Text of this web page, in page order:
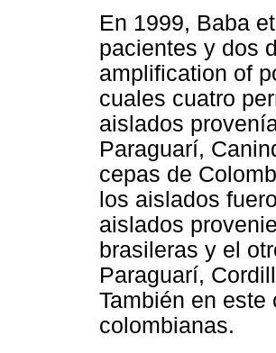
En 1999, Baba
pacientes y dos
amplification of
cuales cuatro
aislados
Paraguarí,
cepas de
los aislados
aislados
brasileras y el
Paraguarí,
También en
colombianas.